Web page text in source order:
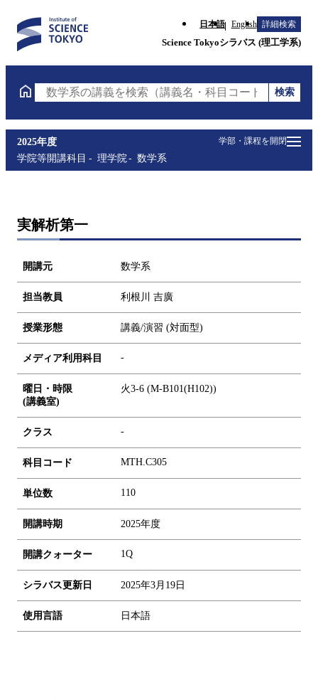
日本語 English 詳細検索
Science Tokyoシラバス (理工学系)
数学系の講義を検索（講義名・科目コード・担当教員
検索
学部・課程を開閉
2025年度
学院等開講科目
理学院 数学系
実解析第一
開講元 数学系
担当教員 利根川 吉廣
授業形態 講義/演習 (対面型)
メディア利用科目 -
曜日・時限
(講義室)
火3-6 (M-B101(H102))
クラス -
科目コード MTH.C305
単位数 1 10
開講時期 2025年度
開講クォーター 1Q
シラバス更新日 2025年3月19日
使用言語 日本語